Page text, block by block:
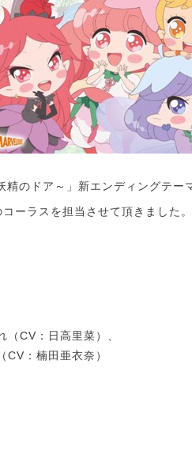
のドア～」新エンディングテー
ーラスを担当させて頂きました。
（CV：日高里菜）、
：楠田亜衣奈）